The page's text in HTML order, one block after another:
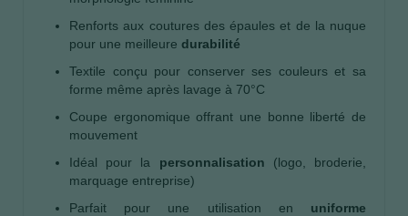
Renforts aux coutures des épaules et de la nuque
pour une meilleure durabilité
Textile conçu pour conserver ses couleurs et sa
forme même après lavage à 70°C
Coupe ergonomique offrant une bonne liberté de
mouvement
Idéal pour la personnalisation (logo, broderie,
marquage entreprise)
Parfait pour une utilisation en uniforme